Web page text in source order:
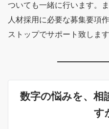
ついても一緒に行います。
人材採用に必要な募集要項
ストップでサポート致しま
数字の悩みを、相
す